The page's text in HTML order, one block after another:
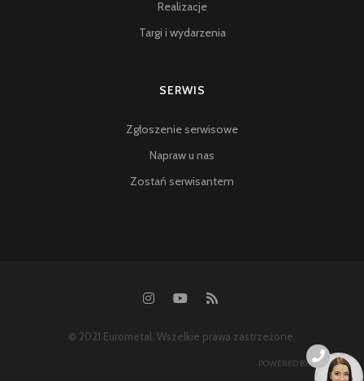
Realizacje
Targi i wydarzenia
SERWIS
Zgłoszenie serwisowe
Napraw u nas
Zostań serwisantem
© 2021 Eurometal. Wszelkie prawa zastrzeżone.
POWERED BY:SYSONLINE